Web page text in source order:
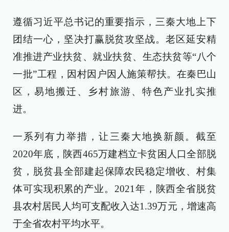
遵循习近平总书记的重要指示，三秦大地上下
团结一心，坚决打赢脱贫攻坚战。老区延安精
准推进产业扶贫、就业扶贫、生态扶贫等“八个
一批”工程，因村因户因人施策帮扶。在秦巴山
区，易地搬迁、乡村旅游、特色产业扎实推
进。
一系列有力举措，让三秦大地换新颜。截至
2020年底，陕西465万建档立卡贫困人口全部脱
贫，脱贫县全部建起保障农民稳定增收、村集
体可实现积累的产业。2021年，陕西全省脱贫
县农村居民人均可支配收入达1.39万元，增速高
于全省农村平均水平。